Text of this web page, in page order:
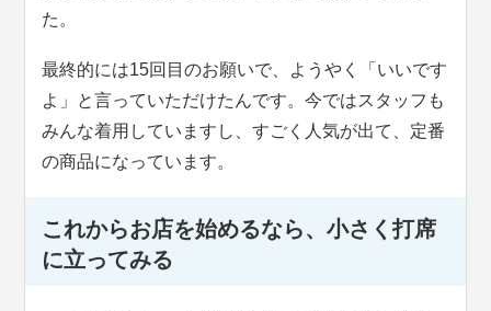
た。
最終的には15回目のお願いで、ようやく「いいです
よ」と言っていただけたんです。今ではスタッフも
みんな着用していますし、すごく人気が出て、定番
の商品になっています。
これからお店を始めるなら、小さく打席
に立ってみる